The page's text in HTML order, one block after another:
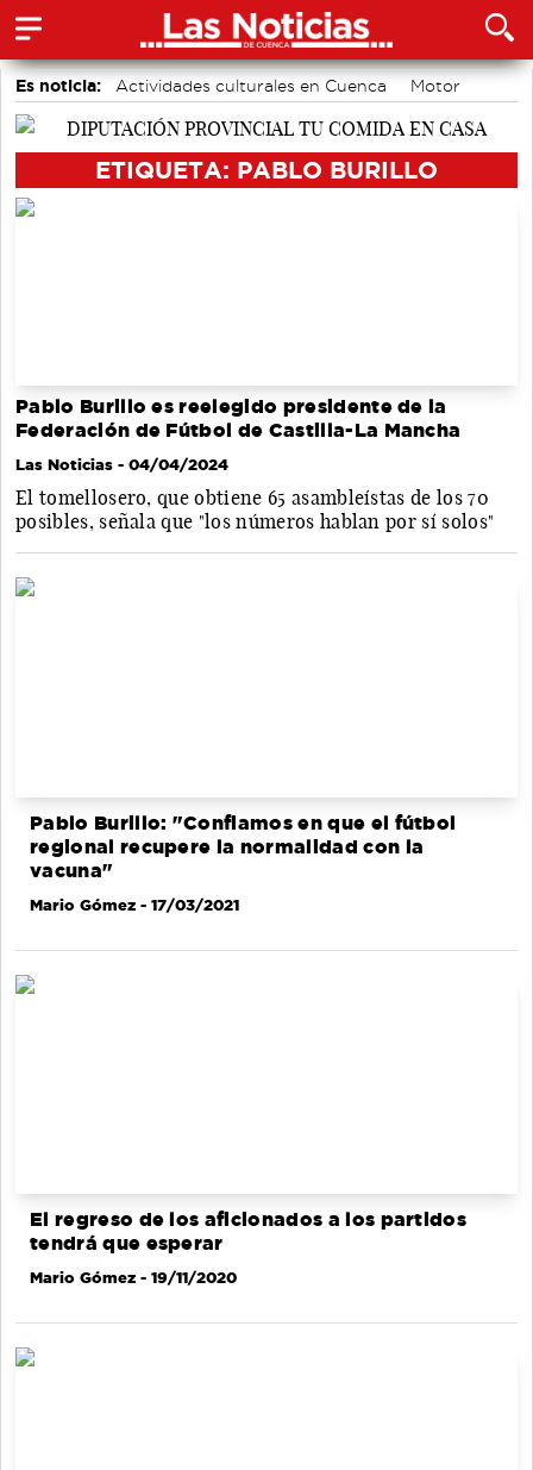
Es noticia: Actividades culturales en Cuenca
Motor
Auditorio de Cuenca
ETIQUETA: PABLO BURILLO
Pablo Burillo es reelegido presidente de la
Federación de Fútbol de Castilla-La Mancha
Las Noticias - 04/04/2024
El tomellosero, que obtiene 65 asambleístas de los 70
posibles, señala que "los números hablan por sí solos"
Pablo Burillo: "Confiamos en que el fútbol
regional recupere la normalidad con la
vacuna"
Mario Gómez - 17/03/2021
El regreso de los aficionados a los partidos
tendrá que esperar
Mario Gómez - 19/11/2020